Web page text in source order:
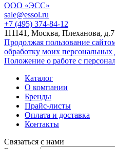
ООО «ЭСС»
sale@essol.ru
+7 (495) 374-84-12
111141, Москва, Плеханова, д.7
Продолжая пользование
обработку моих
Положение о работе с
Каталог
О компании
Бренды
Прайс-листы
Оплата и доставка
Контакты
Связаться с нами